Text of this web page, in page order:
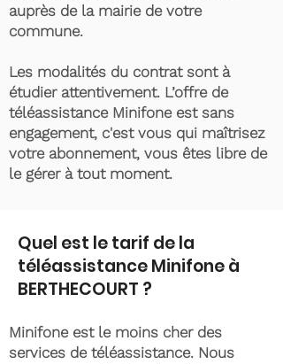
auprès de la mairie de votre
commune.
Les modalités du contrat sont à
étudier attentivement. L’offre de
téléassistance Minifone est sans
engagement, c'est vous qui maîtrisez
votre abonnement, vous êtes libre de
le gérer à tout moment.
Quel est le tarif de la
téléassistance Minifone à
BERTHECOURT ?
Minifone est le moins cher des
services de téléassistance. Nous